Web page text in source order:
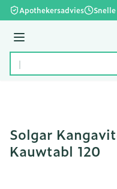
Ga naar de inhoud
Apothekersadvies
Menu
Product, merk,
Solgar
Kauwtabl 120